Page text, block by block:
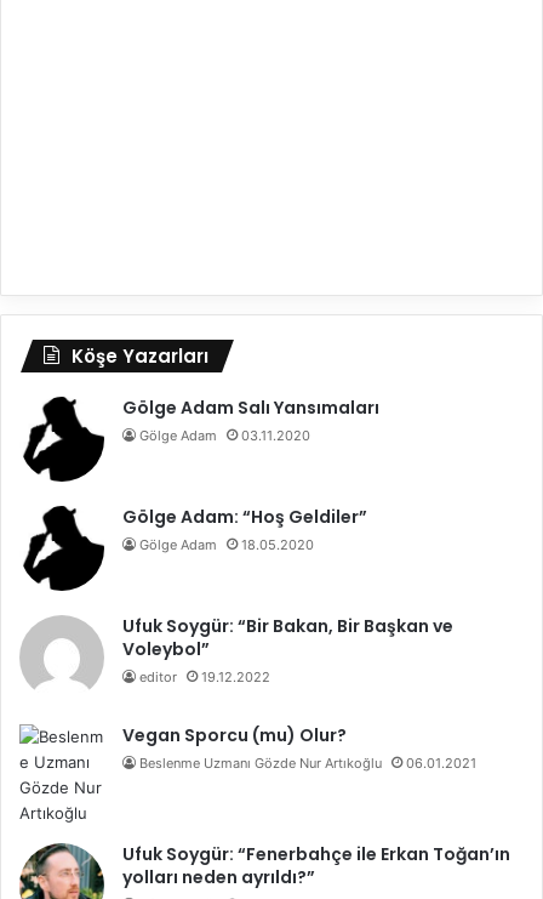
Köşe Yazarları
Gölge Adam Salı Yansımaları
Gölge Adam 03.11.2020
Gölge Adam: “Hoş Geldiler”
Gölge Adam 18.05.2020
Ufuk Soygür: “Bir Bakan, Bir Başkan ve
Voleybol”
editor 19.12.2022
Vegan Sporcu (mu) Olur?
Beslenme Uzmanı Gözde Nur Artıkoğlu 06.01.2021
Ufuk Soygür: “Fenerbahçe ile Erkan Toğan’ın
yolları neden ayrıldı?”